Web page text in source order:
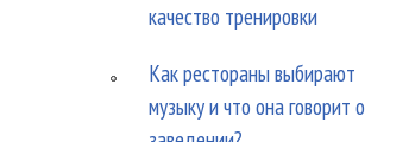
качество тренировки
Как рестораны выбирают
музыку и что она говорит о